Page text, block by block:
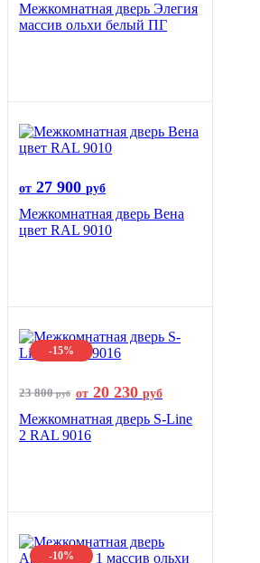
Межкомнатная дверь Элегия
массив ольхи белый ПГ
от 27 900 руб
Межкомнатная дверь Вена
цвет RAL 9010
-15%
23 800руб от 20 230 руб
Межкомнатная дверь S-Line
2 RAL 9016
-10%